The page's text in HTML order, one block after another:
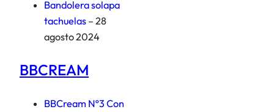
Bandolera solapa
tachuelas – 28
agosto 2024
BBCREAM
BBCream Nº3 Con